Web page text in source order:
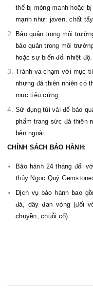
thể bị mỏng manh hoặc
mạnh như: javen, chất
Bảo quản trong môi
bảo quản trong môi
hoặc sự biến đổi nhiệt độ.
Tránh va chạm với mục
nhưng đá thiên nhiên có
mục tiêu cứng.
Sử dụng túi vải để bảo
phẩm trang sức đá thiên
bên ngoài.
CHÍNH SÁCH BẢO HÀNH:
Bảo hành 24 tháng đối
thủy Ngọc Quý
Dịch vụ bảo hành bao
đá, dây đan vòng (đối
chuyền, chuỗi cổ).